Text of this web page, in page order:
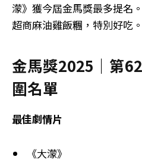
濛》獲今屆金馬獎最多提名
超商麻油雞飯糰，特別好吃
金馬獎2025｜第
圍名單
最佳劇情片
《大濛》